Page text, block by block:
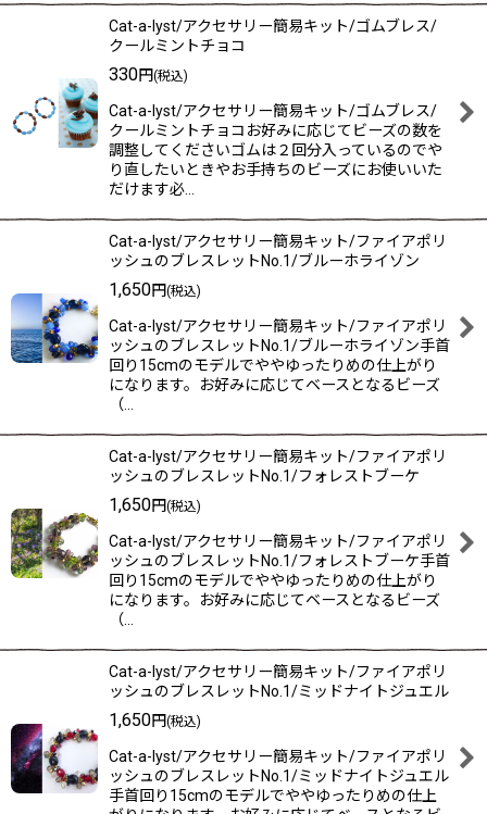
Cat-a-lyst/アクセサリー簡易キット/ゴムブレス/
クールミントチョコ
330円(税込)
Cat-a-lyst/アクセサリー簡易キット/ゴムブレス/
クールミントチョコお好みに応じてビーズの数を
調整してくださいゴムは２回分入っているのでや
り直したいときやお手持ちのビーズにお使いいた
だけます必…
Cat-a-lyst/アクセサリー簡易キット/ファイアポリ
ッシュのブレスレットNo.1/ブルーホライゾン
1,650円(税込)
Cat-a-lyst/アクセサリー簡易キット/ファイアポリ
ッシュのブレスレットNo.1/ブルーホライゾン手首
回り15cmのモデルでややゆったりめの仕上がり
になります。お好みに応じてベースとなるビーズ
（…
Cat-a-lyst/アクセサリー簡易キット/ファイアポリ
ッシュのブレスレットNo.1/フォレストブーケ
1,650円(税込)
Cat-a-lyst/アクセサリー簡易キット/ファイアポリ
ッシュのブレスレットNo.1/フォレストブーケ手首
回り15cmのモデルでややゆったりめの仕上がり
になります。お好みに応じてベースとなるビーズ
（…
Cat-a-lyst/アクセサリー簡易キット/ファイアポリ
ッシュのブレスレットNo.1/ミッドナイトジュエル
1,650円(税込)
Cat-a-lyst/アクセサリー簡易キット/ファイアポリ
ッシュのブレスレットNo.1/ミッドナイトジュエル
手首回り15cmのモデルでややゆったりめの仕上